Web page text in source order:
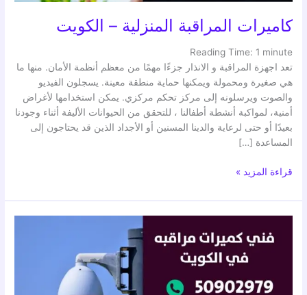
كاميرات المراقبة المنزلية – الكويت
Reading Time: 1 minute
تعد اجهزة المراقبة و الانذار جزءًا مهمًا من معظم أنظمة الأمان. منها ما
هي صغيرة ومحمولة ويمكنها حماية منطقة معينة. يسجلون الفيديو
والصوت ويرسلونه إلى مركز تحكم مركزي. يمكن استخدامها لأغراض
أمنية، لمواكبة أنشطة أطفالنا ، للتحقق من الحيوانات الأليفة أثناء وجودنا
بعيدًا أو حتى لرعاية والدينا المسنين أو الأجداد الذين قد يحتاجون إلى
المساعدة […]
قراءة المزيد »
مراقبة
الدسمة